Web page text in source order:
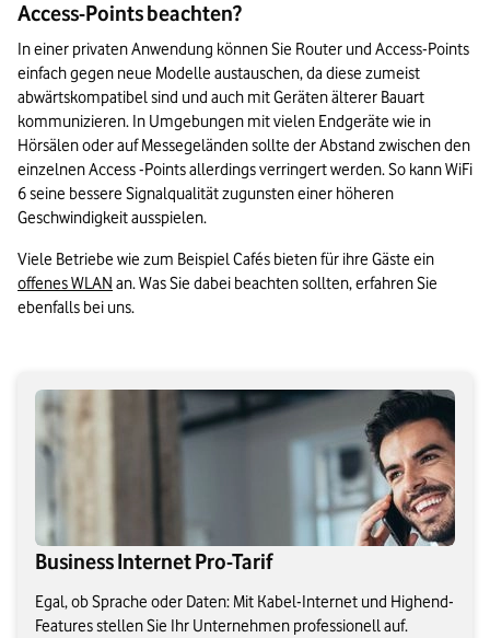
Access-Points beachten?
In einer privaten Anwendung können Sie Router und Access-Points
einfach gegen neue Modelle austauschen, da diese zumeist
abwärtskompatibel sind und auch mit Geräten älterer Bauart
kommunizieren. In Umgebungen mit vielen Endgeräte wie in
Hörsälen oder auf Messegeländen sollte der Abstand zwischen den
einzelnen Access -Points allerdings verringert werden. So kann WiFi
6 seine bessere Signalqualität zugunsten einer höheren
Geschwindigkeit ausspielen.
offenes WLAN an. Was Sie dabei beachten sollten, erfahren Sie
ebenfalls bei uns.
Business Internet Pro-Tarif
Egal, ob Sprache oder Daten: Mit Kabel-Internet und Highend-
Features stellen Sie Ihr Unternehmen professionell auf.